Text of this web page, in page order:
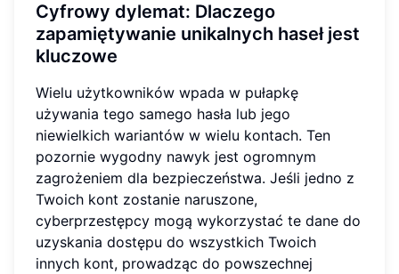
Cyfrowy dylemat: Dlaczego
zapamiętywanie unikalnych haseł jest
kluczowe
Wielu użytkowników wpada w pułapkę
używania tego samego hasła lub jego
niewielkich wariantów w wielu kontach. Ten
pozornie wygodny nawyk jest ogromnym
zagrożeniem dla bezpieczeństwa. Jeśli jedno z
Twoich kont zostanie naruszone,
cyberprzestępcy mogą wykorzystać te dane do
uzyskania dostępu do wszystkich Twoich
innych kont, prowadząc do powszechnej